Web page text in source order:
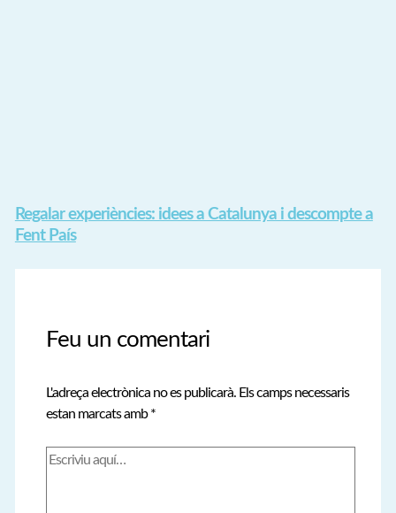
Regalar experiències: idees a Catalunya i descompte a
Fent País
Feu un comentari
L'adreça electrònica no es publicarà. Els camps necessaris
estan marcats amb*
Escriviu